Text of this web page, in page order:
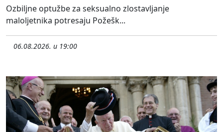
Ozbiljne optužbe za seksualno zlostavljanje
maloljetnika potresaju Požešk...
06.08.2026. u 19:00